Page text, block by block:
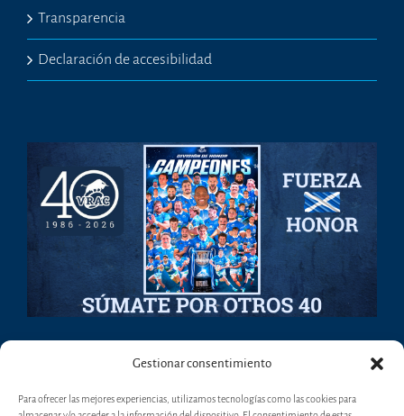
Gestionar consentimiento
Para ofrecer las mejores experiencias, utilizamos tecnologías como las cookies para
Transparencia
Declaración de accesibilidad